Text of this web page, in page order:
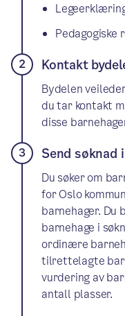
Kontakt
Bydelen
du tar kontakt
disse
Send søknad
Du søker om
for Oslo
barnehager.
barnehage i
ordinære
tilrettelagte
vurdering av
antall plasser.